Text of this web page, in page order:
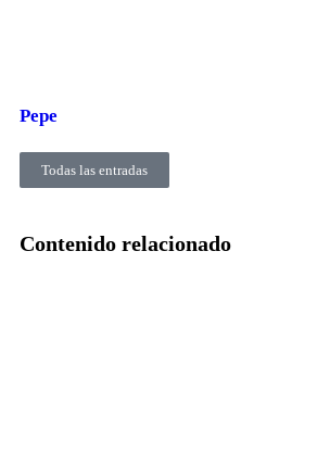
Pepe
Todas las entradas
Contenido relacionado